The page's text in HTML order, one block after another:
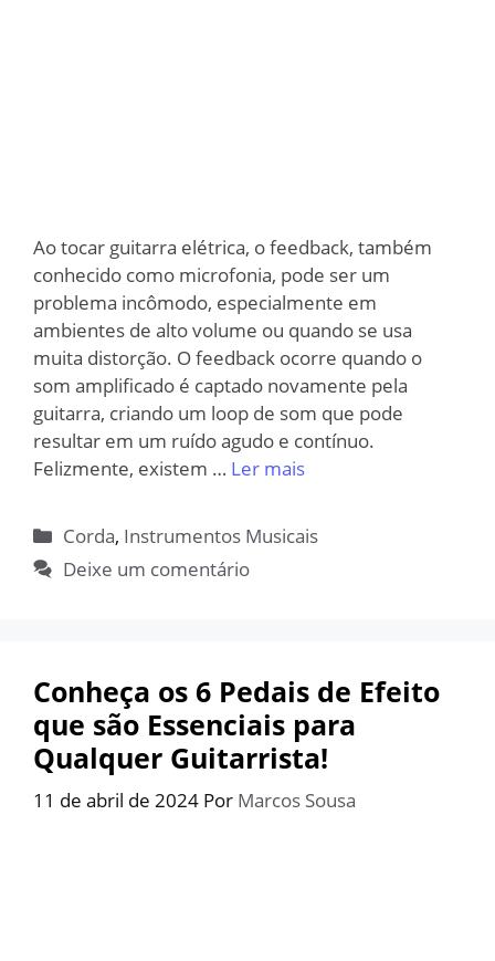
Ao tocar guitarra elétrica, o feedback, também
conhecido como microfonia, pode ser um
problema incômodo, especialmente em
ambientes de alto volume ou quando se usa
muita distorção. O feedback ocorre quando o
som amplificado é captado novamente pela
guitarra, criando um loop de som que pode
resultar em um ruído agudo e contínuo.
Felizmente, existem … Ler mais
Categorias
Corda, Instrumentos Musicais
Deixe um comentário
Conheça os 6 Pedais de Efeito
que são Essenciais para
Qualquer Guitarrista!
11 de abril de 2024 Por Marcos Sousa